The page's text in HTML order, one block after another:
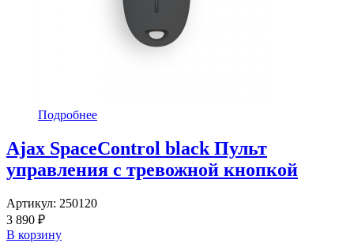
Подробнее
Ajax SpaceControl black Пульт
управления с тревожной кнопкой
Артикул: 250120
3 890 ₽
В корзину